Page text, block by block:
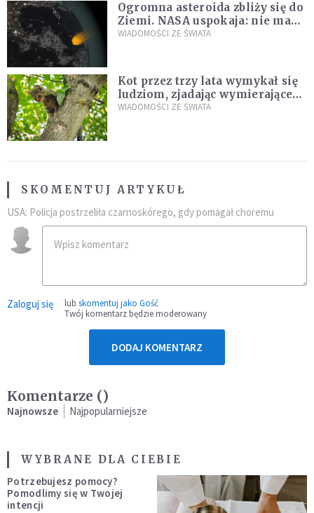
Ogromna asteroida zbliży się do
Ziemi. NASA uspokaja: nie ma
zagrożenia
WIADOMOŚCI ZE ŚWIATA
Kot przez trzy lata wymykał się
ludziom, zjadając wymierające
kaczki. W końcu popełnił
WIADOMOŚCI ZE ŚWIATA
SKOMENTUJ ARTYKUŁ
USA: Policja postrzeliła czarnoskórego, gdy pomagał choremu
Zaloguj się lub skomentuj jako Gość
Twój komentarz będzie moderowany
DODAJ KOMENTARZ
Komentarze ()
Najnowsze Najpopularniejsze
WYBRANE DLA CIEBIE
Potrzebujesz pomocy?
Pomodlimy się w Twojej
intencji